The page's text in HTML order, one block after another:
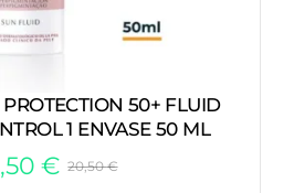
50+ FLUID
1 ENVASE 50 ML
20,50€El
€
El